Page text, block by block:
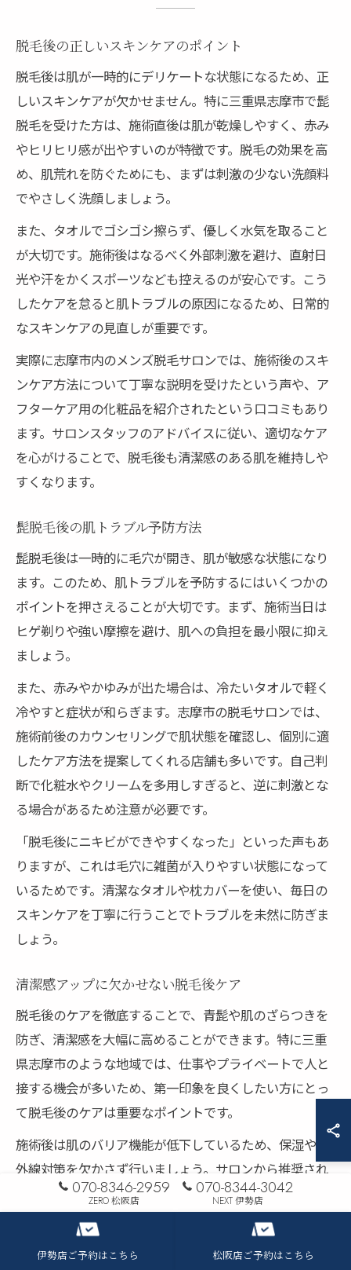
脱毛後の正しいスキンケアのポイント
脱毛後は肌が一時的にデリケートな状態になるため、正
しいスキンケアが欠かせません。特に三重県志摩市で髭
脱毛を受けた方は、施術直後は肌が乾燥しやすく、赤み
やヒリヒリ感が出やすいのが特徴です。脱毛の効果を高
め、肌荒れを防ぐためにも、まずは刺激の少ない洗顔料
でやさしく洗顔しましょう。
また、タオルでゴシゴシ擦らず、優しく水気を取ること
が大切です。施術後はなるべく外部刺激を避け、直射日
光や汗をかくスポーツなども控えるのが安心です。こう
したケアを怠ると肌トラブルの原因になるため、日常的
なスキンケアの見直しが重要です。
実際に志摩市内のメンズ脱毛サロンでは、施術後のスキ
ンケア方法について丁寧な説明を受けたという声や、ア
フターケア用の化粧品を紹介されたという口コミもあり
ます。サロンスタッフのアドバイスに従い、適切なケア
を心がけることで、脱毛後も清潔感のある肌を維持しや
すくなります。
髭脱毛後の肌トラブル予防方法
髭脱毛後は一時的に毛穴が開き、肌が敏感な状態になり
ます。このため、肌トラブルを予防するにはいくつかの
ポイントを押さえることが大切です。まず、施術当日は
ヒゲ剃りや強い摩擦を避け、肌への負担を最小限に抑え
ましょう。
また、赤みやかゆみが出た場合は、冷たいタオルで軽く
冷やすと症状が和らぎます。志摩市の脱毛サロンでは、
施術前後のカウンセリングで肌状態を確認し、個別に適
したケア方法を提案してくれる店舗も多いです。自己判
断で化粧水やクリームを多用しすぎると、逆に刺激とな
る場合があるため注意が必要です。
「脱毛後にニキビができやすくなった」といった声もあ
りますが、これは毛穴に雑菌が入りやすい状態になって
いるためです。清潔なタオルや枕カバーを使い、毎日の
スキンケアを丁寧に行うことでトラブルを未然に防ぎま
しょう。
清潔感アップに欠かせない脱毛後ケア
脱毛後のケアを徹底することで、青髭や肌のざらつきを
防ぎ、清潔感を大幅に高めることができます。特に三重
県志摩市のような地域では、仕事やプライベートで人と
接する機会が多いため、第一印象を良くしたい方にとっ
て脱毛後のケアは重要なポイントです。
施術後は肌のバリア機能が低下しているため、保湿や紫
外線対策を欠かさず行いましょう。サロンから推奨され
るアフターケア用品を使うと、肌トラブルを予防しなが
ら美肌を目指せます。口コミでも「脱毛後に肌がきれい
になった」「髭剃りの手間が減った」といった声が多く
見受けられます。
070-8346-2959
ZERO 松阪店
070-8344-3042
NEXT 伊勢店
伊勢店ご予約はこちら 松阪店ご予約はこちら